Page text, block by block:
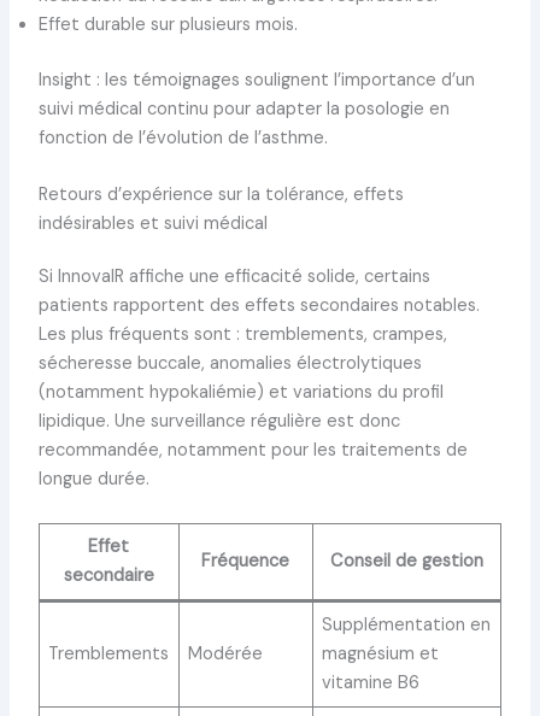
Effet durable sur plusieurs mois.
Insight : les témoignages soulignent l’importance d’un
suivi médical continu pour adapter la posologie en
fonction de l’évolution de l’asthme.
Retours d’expérience sur la tolérance, effets
indésirables et suivi médical
Si InnovaIR affiche une efficacité solide, certains
patients rapportent des effets secondaires notables.
Les plus fréquents sont : tremblements, crampes,
sécheresse buccale, anomalies électrolytiques
(notamment hypokaliémie) et variations du profil
lipidique. Une surveillance régulière est donc
recommandée, notamment pour les traitements de
longue durée.
Effet
secondaire
Fréquence Conseil de gestion
Tremblements Modérée
Supplémentation en
magnésium et
vitamine B6